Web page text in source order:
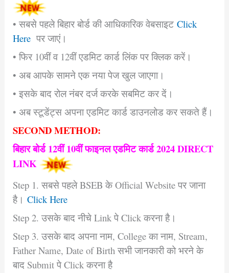
• सबसे पहले बिहार बोर्ड की आधिकारिक वेबसाइट Click
Hereपर जाएं।
• फिर 10वीं व 12वीं एडमिट कार्ड लिंक पर क्लिक करें।
• अब आपके सामने एक नया पेज खुल जाएगा।
• इसके बाद रोल नंबर दर्ज करके सबमिट कर दें।
• अब स्टूडेंट्स अपना एडमिट कार्ड डाउनलोड कर सकते हैं।
SECOND METHOD:
बिहार बोर्ड 12वीं 10वीं फाइनल एडमिट कार्ड 2024 DIRECT
LINK
Step 1. सबसे पहले BSEB के Official Website पर जाना
है। Click Here
Step 2. उसके बाद नीचे Link पे Click करना है।
Step 3. उसके बाद अपना नाम, College का नाम, Stream,
Father Name, Date of Birth सभी जानकारी को भरने के
बाद Submit पे Click करना है